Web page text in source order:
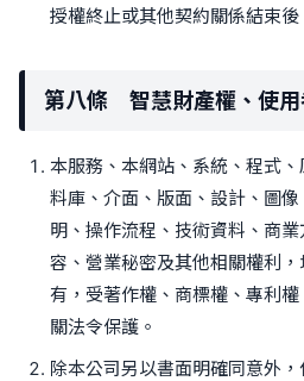
授權終止或其他契約關係結束後
第八條 智慧財產權、使用
本服務、本網站、系統、程式
料庫、介面、版面、設計、圖
明、操作流程、技術資料、商
容、營業秘密及其他相關權利
有，受著作權、商標權、專利
關法令保護。
除本公司另以書面明確同意外